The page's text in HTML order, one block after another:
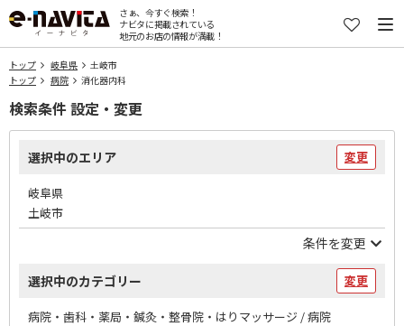
さぁ、今すぐ検索！
ナビタに掲載されている
地元のお店の情報が満載！
トップ 岐阜県
土岐市
トップ
病院 消化器内科
検索条件 設定・変更
選択中のエリア 変更
岐阜県
土岐市
条件を変更
選択中のカテゴリー 変更
病院・歯科・薬局・鍼灸・整骨院・はりマッサージ / 病院